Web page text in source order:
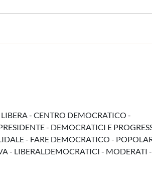
- CENTRO DEMOCRATICO -
- DEMOCRATICI E
- FARE DEMOCRATICO -
- LIBERALDEMOCRATICI - MODERATI -